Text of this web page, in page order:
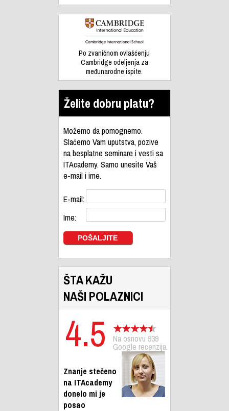
Po zvaničnom ovlašćenju
Cambridge odeljenja za
međunarodne ispite.
Želite dobru platu?
Možemo da pomognemo.
Slaćemo Vam uputstva, pozive
na besplatne seminare i vesti sa
ITAcademy. Samo unesite Vaš
e-mail i ime.
E-mail:
Ime:
ŠTA KAŽU
NAŠI POLAZNICI
4.5 Na osnovu 939
Google recenzija.
Znanje stečeno
na ITAcademy
donelo mi je
posao